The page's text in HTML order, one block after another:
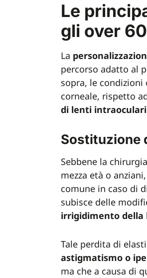
Le
gli over 60
La
percorso adatto al
sopra, le
corneale, rispetto
di lenti intraoculari
Sostituzione
Sebbene la
mezza età o
comune in caso di
subisce delle
irrigidimento della
Tale perdita di
astigmatismo o
ma che a causa di